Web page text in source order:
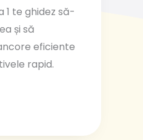
1 te ghidez să-
și să
eficiente
rapid.